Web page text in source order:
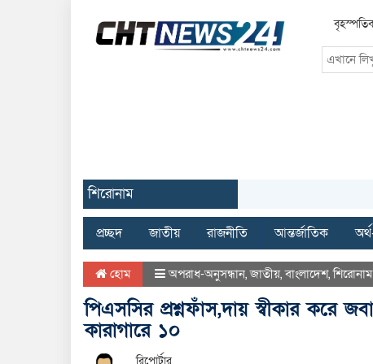
শিরোনাম
প্রচ্ছদ জাতীয় রাজনীতি আন্তর্জাতিক
হোম অপরাধ-অনুসন্ধান,জাতীয়,বাংলাদেশ,শিরোনাম
পিএসসির প্রশ্নফাঁস,দায় স্বীকার করে
কারাগারে ১০